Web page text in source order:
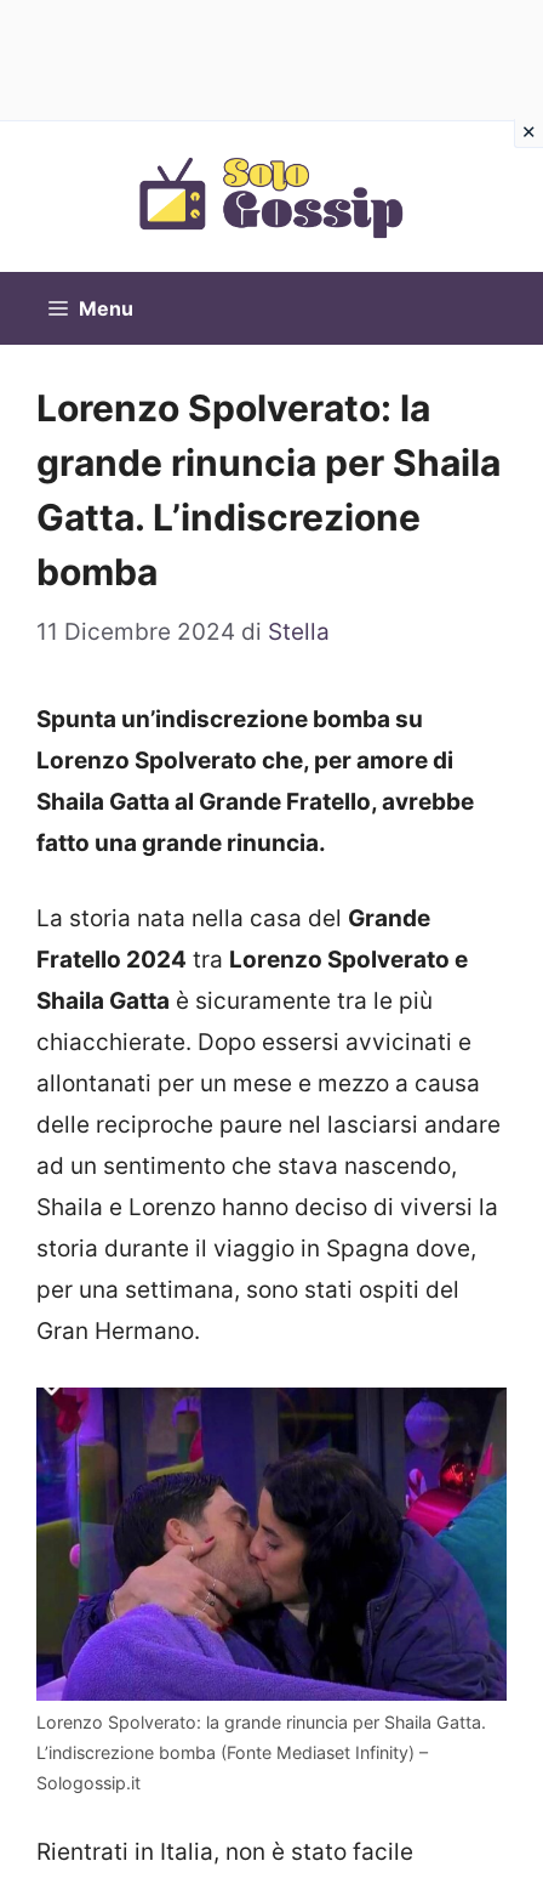
Menu
Lorenzo Spolverato: la
grande rinuncia per Shaila
Gatta. L’indiscrezione
bomba
11 Dicembre 2024 di Stella
Spunta un’indiscrezione bomba su
Lorenzo Spolverato che, per amore di
Shaila Gatta al Grande Fratello, avrebbe
fatto una grande rinuncia.
La storia nata nella casa del Grande
Fratello 2024 tra Lorenzo Spolverato e
Shaila Gatta è sicuramente tra le più
chiacchierate. Dopo essersi avvicinati e
allontanati per un mese e mezzo a causa
delle reciproche paure nel lasciarsi andare
ad un sentimento che stava nascendo,
Shaila e Lorenzo hanno deciso di viversi la
storia durante il viaggio in Spagna dove,
per una settimana, sono stati ospiti del
Gran Hermano.
Lorenzo Spolverato: la grande rinuncia per Shaila Gatta.
L’indiscrezione bomba (Fonte Mediaset Infinity) –
Sologossip.it
Rientrati in Italia, non è stato facile